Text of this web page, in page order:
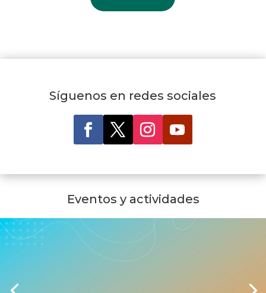
Síguenos en redes sociales
Eventos y actividades
Jornada Mundial de las
Custodiar voces y rostros humanos